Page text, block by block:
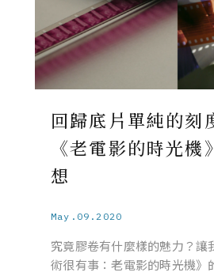
回歸底片單純的
《老電影的時光機
想
May.09.2020
究竟膠卷有什麼樣的魅力？讓
術很有事：老電影的時光機》